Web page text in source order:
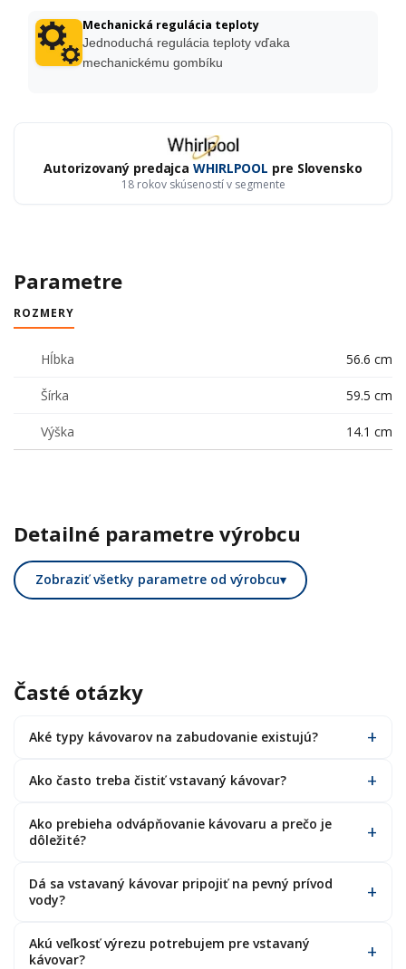
Mechanická regulácia teploty
Jednoduchá regulácia teploty vďaka
mechanickému gombíku
Autorizovaný predajcaWHIRLPOOL pre Slovensko
18 rokov skúseností v segmente
Parametre
ROZMERY
Hĺbka 56.6 cm
Šírka 59.5 cm
Výška 14.1 cm
Detailné parametre výrobcu
Zobraziť všetky parametre od výrobcu▾
Časté otázky
Aké typy kávovarov na zabudovanie existujú?
Ako často treba čistiť vstavaný kávovar?
Ako prebieha odvápňovanie kávovaru a prečo je
dôležité?
Dá sa vstavaný kávovar pripojiť na pevný prívod
vody?
Akú veľkosť výrezu potrebujem pre vstavaný
kávovar?